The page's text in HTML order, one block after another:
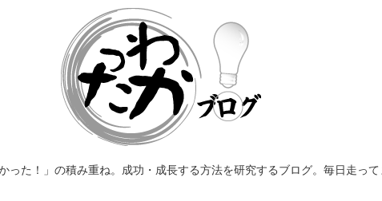
った！」の積み重ね。成功・成長する方法を研究するブログ。毎日走って